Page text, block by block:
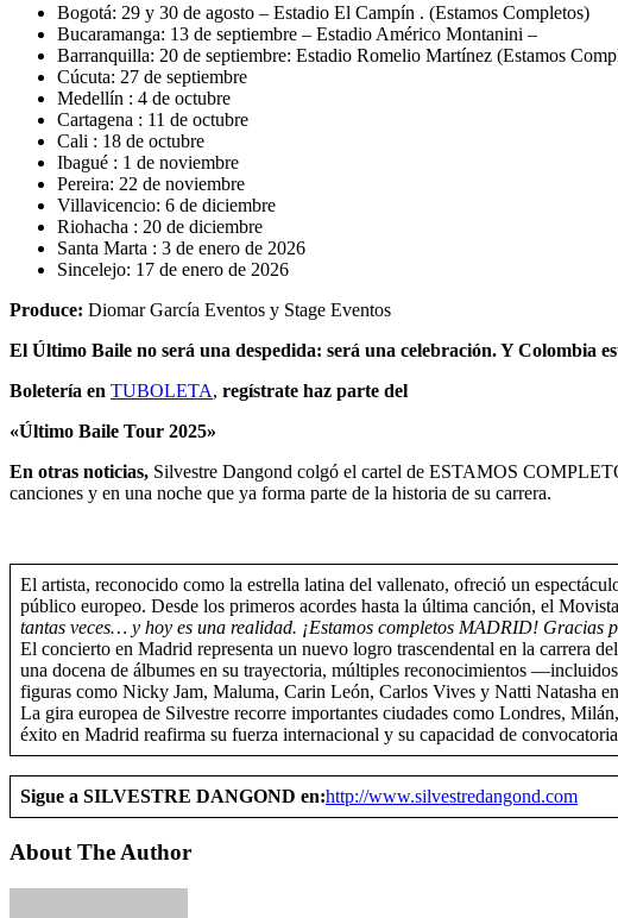
Bogotá: 29 y 30 de agosto – Estadio El Campín . (Estamos Completos)
Bucaramanga: 13 de septiembre – Estadio Américo Montanini –
Barranquilla: 20 de septiembre: Estadio Romelio Martínez (Estamos
Cúcuta: 27 de septiembre
Medellín : 4 de octubre
Cartagena : 11 de octubre
Cali : 18 de octubre
Ibagué : 1 de noviembre
Pereira: 22 de noviembre
Villavicencio: 6 de diciembre
Riohacha : 20 de diciembre
Santa Marta : 3 de enero de 2026
Sincelejo: 17 de enero de 2026
Produce: Diomar García Eventos y Stage Eventos
El Último Baile no será una despedida: será una celebración. Y Colombia
Boletería en TUBOLETA, regístrate haz parte del
«Último Baile Tour 2025»
En otras noticias, Silvestre Dangond colgó el cartel de ESTAMOS
canciones y en una noche que ya forma parte de la historia de su carrera.
El artista, reconocido como la estrella latina del vallenato, ofreció un
público europeo. Desde los primeros acordes hasta la última canción, el
tantas veces… y hoy es una realidad. ¡Estamos completos MADRID! Gracias
El concierto en Madrid representa un nuevo logro trascendental en la carrera
una docena de álbumes en su trayectoria, múltiples reconocimientos
figuras como Nicky Jam, Maluma, Carin León, Carlos Vives y Natti Natasha
La gira europea de Silvestre recorre importantes ciudades como Londres,
éxito en Madrid reafirma su fuerza internacional y su capacidad de
Sigue a SILVESTRE DANGOND en:http://www.silvestredangond.com
About The Author